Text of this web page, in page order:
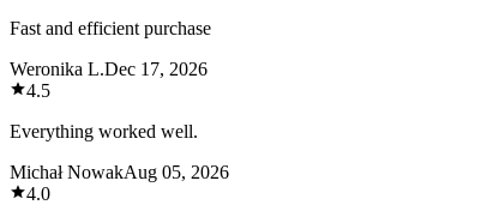
Fast and efficient purchase
Weronika L.Dec 17, 2026
4.5
Everything worked well.
Michał NowakAug 05, 2026
4.0